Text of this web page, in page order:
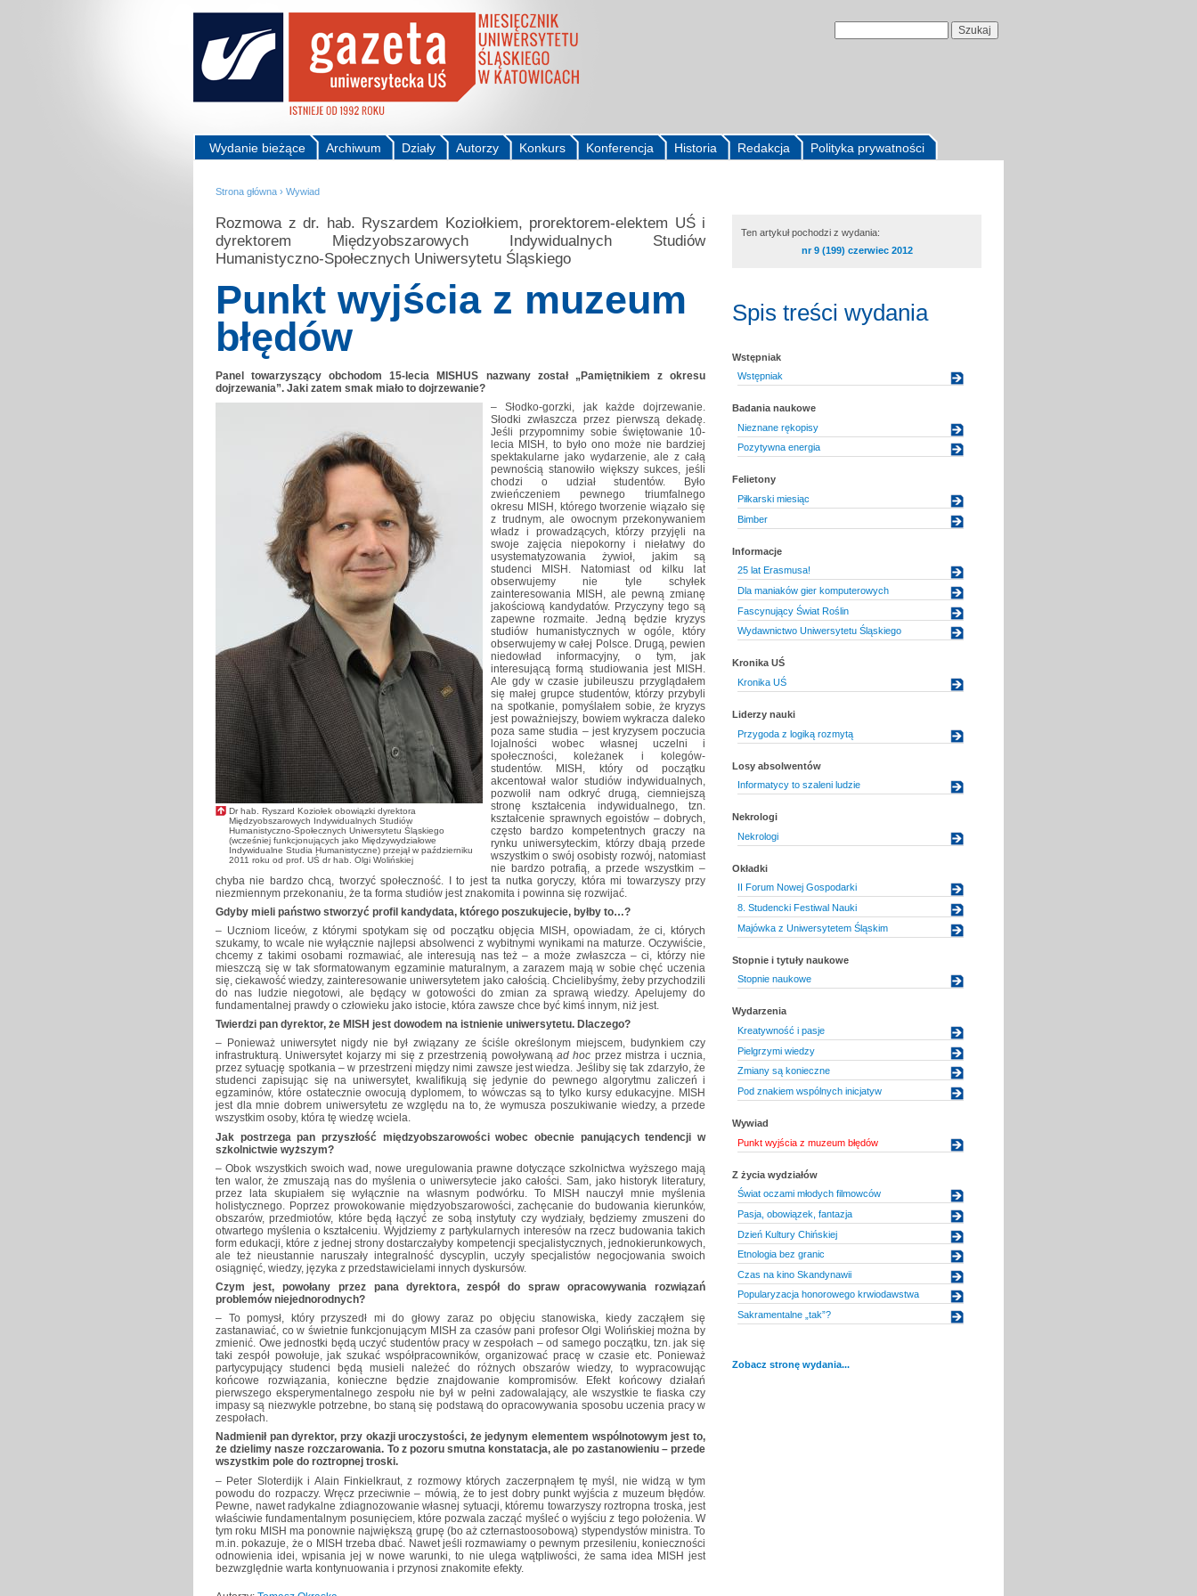
Polityka prywatności
Redakcja
Historia
Konferencja
Konkurs
Autorzy
Działy
Archiwum
Wydanie bieżące
Strona główna › Wywiad
Rozmowa z dr. hab. Ryszardem Koziołkiem, prorektorem-elektem UŚ i
dyrektorem Międzyobszarowych Indywidualnych Studiów
Humanistyczno-Społecznych Uniwersytetu Śląskiego
Punkt wyjścia z muzeum
błędów
Panel towarzyszący obchodom 15-lecia MISHUS nazwany został „Pamiętnikiem z okresu
dojrzewania”. Jaki zatem smak miało to dojrzewanie?
Dr hab. Ryszard Koziołek obowiązki dyrektora
Międzyobszarowych Indywidualnych Studiów
Humanistyczno-Społecznych Uniwersytetu Śląskiego
(wcześniej funkcjonujących jako Międzywydziałowe
Indywidualne Studia Humanistyczne) przejął w październiku
2011 roku od prof. UŚ dr hab. Olgi Wolińskiej
– Słodko-gorzki, jak każde dojrzewanie.
Słodki zwłaszcza przez pierwszą dekadę.
Jeśli przypomnimy sobie świętowanie 10-
lecia MISH, to było ono może nie bardziej
spektakularne jako wydarzenie, ale z całą
pewnością stanowiło większy sukces, jeśli
chodzi o udział studentów. Było
zwieńczeniem pewnego triumfalnego
okresu MISH, którego tworzenie wiązało się
z trudnym, ale owocnym przekonywaniem
władz i prowadzących, którzy przyjęli na
swoje zajęcia niepokorny i niełatwy do
usystematyzowania żywioł, jakim są
studenci MISH. Natomiast od kilku lat
obserwujemy nie tyle schyłek
zainteresowania MISH, ale pewną zmianę
jakościową kandydatów. Przyczyny tego są
zapewne rozmaite. Jedną będzie kryzys
studiów humanistycznych w ogóle, który
obserwujemy w całej Polsce. Drugą, pewien
niedowład informacyjny, o tym, jak
interesującą formą studiowania jest MISH.
Ale gdy w czasie jubileuszu przyglądałem
się małej grupce studentów, którzy przybyli
na spotkanie, pomyślałem sobie, że kryzys
jest poważniejszy, bowiem wykracza daleko
poza same studia – jest kryzysem poczucia
lojalności wobec własnej uczelni i
społeczności, koleżanek i kolegów-
studentów. MISH, który od początku
akcentował walor studiów indywidualnych,
pozwolił nam odkryć drugą, ciemniejszą
stronę kształcenia indywidualnego, tzn.
kształcenie sprawnych egoistów – dobrych,
często bardzo kompetentnych graczy na
rynku uniwersyteckim, którzy dbają przede
wszystkim o swój osobisty rozwój, natomiast
nie bardzo potrafią, a przede wszystkim –
chyba nie bardzo chcą, tworzyć społeczność. I to jest ta nutka goryczy, która mi towarzyszy przy
niezmiennym przekonaniu, że ta forma studiów jest znakomita i powinna się rozwijać.
Gdyby mieli państwo stworzyć profil kandydata, którego poszukujecie, byłby to…?
– Uczniom liceów, z którymi spotykam się od początku objęcia MISH, opowiadam, że ci, których
szukamy, to wcale nie wyłącznie najlepsi absolwenci z wybitnymi wynikami na maturze. Oczywiście,
chcemy z takimi osobami rozmawiać, ale interesują nas też – a może zwłaszcza – ci, którzy nie
mieszczą się w tak sformatowanym egzaminie maturalnym, a zarazem mają w sobie chęć uczenia
się, ciekawość wiedzy, zainteresowanie uniwersytetem jako całością. Chcielibyśmy, żeby przychodzili
do nas ludzie niegotowi, ale będący w gotowości do zmian za sprawą wiedzy. Apelujemy do
fundamentalnej prawdy o człowieku jako istocie, która zawsze chce być kimś innym, niż jest.
Twierdzi pan dyrektor, że MISH jest dowodem na istnienie uniwersytetu. Dlaczego?
– Ponieważ uniwersytet nigdy nie był związany ze ściśle określonym miejscem, budynkiem czy
infrastrukturą. Uniwersytet kojarzy mi się z przestrzenią powoływanąad hoc przez mistrza i ucznia,
przez sytuację spotkania – w przestrzeni między nimi zawsze jest wiedza. Jeśliby się tak zdarzyło, że
studenci zapisując się na uniwersytet, kwalifikują się jedynie do pewnego algorytmu zaliczeń i
egzaminów, które ostatecznie owocują dyplomem, to wówczas są to tylko kursy edukacyjne. MISH
jest dla mnie dobrem uniwersytetu ze względu na to, że wymusza poszukiwanie wiedzy, a przede
wszystkim osoby, która tę wiedzę wciela.
Jak postrzega pan przyszłość międzyobszarowości wobec obecnie panujących tendencji w
szkolnictwie wyższym?
– Obok wszystkich swoich wad, nowe uregulowania prawne dotyczące szkolnictwa wyższego mają
ten walor, że zmuszają nas do myślenia o uniwersytecie jako całości. Sam, jako historyk literatury,
przez lata skupiałem się wyłącznie na własnym podwórku. To MISH nauczył mnie myślenia
holistycznego. Poprzez prowokowanie międzyobszarowości, zachęcanie do budowania kierunków,
obszarów, przedmiotów, które będą łączyć ze sobą instytuty czy wydziały, będziemy zmuszeni do
otwartego myślenia o kształceniu. Wyjdziemy z partykularnych interesów na rzecz budowania takich
form edukacji, które z jednej strony dostarczałyby kompetencji specjalistycznych, jednokierunkowych,
ale też nieustannie naruszały integralność dyscyplin, uczyły specjalistów negocjowania swoich
osiągnięć, wiedzy, języka z przedstawicielami innych dyskursów.
Czym jest, powołany przez pana dyrektora, zespół do spraw opracowywania rozwiązań
problemów niejednorodnych?
– To pomysł, który przyszedł mi do głowy zaraz po objęciu stanowiska, kiedy zacząłem się
zastanawiać, co w świetnie funkcjonującym MISH za czasów pani profesor Olgi Wolińskiej można by
zmienić. Owe jednostki będą uczyć studentów pracy w zespołach – od samego początku, tzn. jak się
taki zespół powołuje, jak szukać współpracowników, organizować pracę w czasie etc. Ponieważ
partycypujący studenci będą musieli należeć do różnych obszarów wiedzy, to wypracowując
końcowe rozwiązania, konieczne będzie znajdowanie kompromisów. Efekt końcowy działań
pierwszego eksperymentalnego zespołu nie był w pełni zadowalający, ale wszystkie te fiaska czy
impasy są niezwykle potrzebne, bo staną się podstawą do opracowywania sposobu uczenia pracy w
zespołach.
Nadmienił pan dyrektor, przy okazji uroczystości, że jedynym elementem wspólnotowym jest to,
że dzielimy nasze rozczarowania. To z pozoru smutna konstatacja, ale po zastanowieniu – przede
wszystkim pole do roztropnej troski.
– Peter Sloterdijk i Alain Finkielkraut, z rozmowy których zaczerpnąłem tę myśl, nie widzą w tym
powodu do rozpaczy. Wręcz przeciwnie – mówią, że to jest dobry punkt wyjścia z muzeum błędów.
Pewne, nawet radykalne zdiagnozowanie własnej sytuacji, któremu towarzyszy roztropna troska, jest
właściwie fundamentalnym posunięciem, które pozwala zacząć myśleć o wyjściu z tego położenia. W
tym roku MISH ma ponownie największą grupę (bo aż czternastoosobową) stypendystów ministra. To
m.in. pokazuje, że o MISH trzeba dbać. Nawet jeśli rozmawiamy o pewnym przesileniu, konieczności
odnowienia idei, wpisania jej w nowe warunki, to nie ulega wątpliwości, że sama idea MISH jest
bezwzględnie warta kontynuowania i przynosi znakomite efekty.
Ten artykuł pochodzi z wydania:
nr 9 (199) czerwiec 2012
Spis treści wydania
Wstępniak
Wstępniak
Badania naukowe
Nieznane rękopisy
Pozytywna energia
Felietony
Piłkarski miesiąc
Bimber
Informacje
25 lat Erasmusa!
Dla maniaków gier komputerowych
Fascynujący Świat Roślin
Wydawnictwo Uniwersytetu Śląskiego
Kronika UŚ
Kronika UŚ
Liderzy nauki
Przygoda z logiką rozmytą
Losy absolwentów
Informatycy to szaleni ludzie
Nekrologi
Nekrologi
Okładki
II Forum Nowej Gospodarki
8. Studencki Festiwal Nauki
Majówka z Uniwersytetem Śląskim
Stopnie i tytuły naukowe
Stopnie naukowe
Wydarzenia
Kreatywność i pasje
Pielgrzymi wiedzy
Zmiany są konieczne
Pod znakiem wspólnych inicjatyw
Wywiad
Punkt wyjścia z muzeum błędów
Z życia wydziałów
Świat oczami młodych filmowców
Pasja, obowiązek, fantazja
Dzień Kultury Chińskiej
Etnologia bez granic
Czas na kino Skandynawii
Popularyzacja honorowego krwiodawstwa
Sakramentalne „tak”?
Zobacz stronę wydania...